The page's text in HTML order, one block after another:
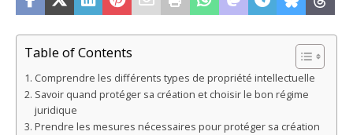
Table of Contents
Comprendre les différents types de propriété intellectuelle
Savoir quand protéger sa création et choisir le bon régime
juridique
Prendre les mesures nécessaires pour protéger sa création